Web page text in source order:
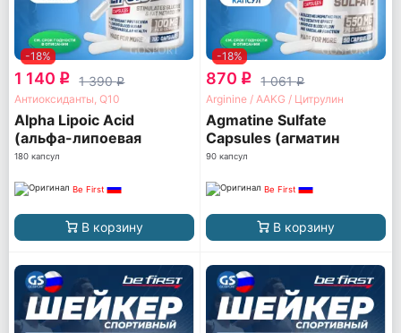
-18%
1 140 q 1 390q
Антиоксиданты, Q10
Alpha Lipoic Acid
(альфа-липоевая
кислота)
180 капсул
Be First
В корзину
-18%
870 q 1 061q
Arginine / AAKG / Цитрулин
Agmatine Sulfate
Capsules (агматин
сульфат)
90 капсул
Be First
В корзину